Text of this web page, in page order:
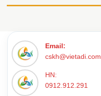
Email:
cskh@vietadi.com
HN:
0912.912.291